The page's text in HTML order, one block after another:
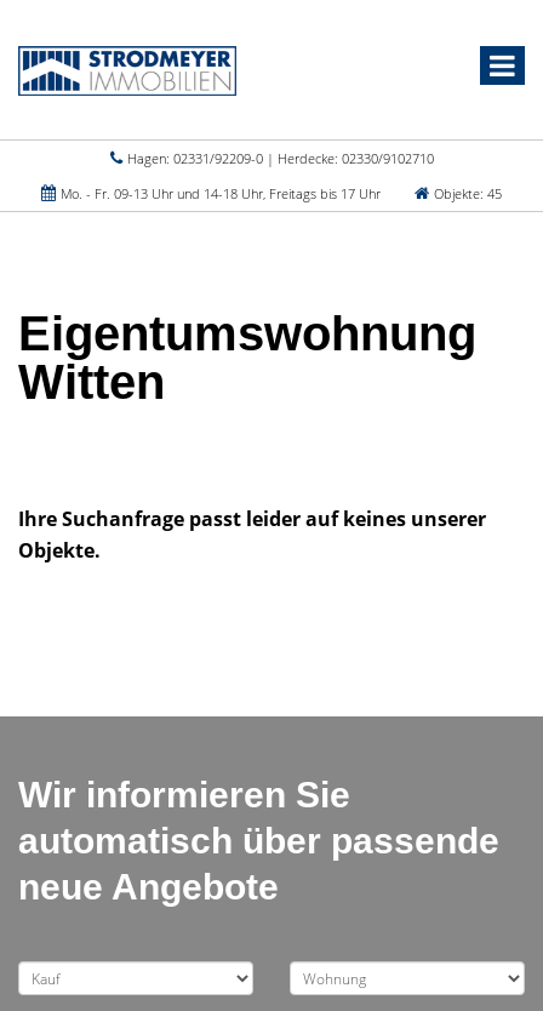
Hagen: 02331/92209-0 | Herdecke: 02330/9102710
Mo. - Fr. 09-13 Uhr und 14-18 Uhr, Freitags bis 17 Uhr
Objekte: 45
Eigentumswohnung
Witten
Ihre Suchanfrage passt leider auf keines unserer
Objekte.
Wir informieren Sie
automatisch über passende
neue Angebote